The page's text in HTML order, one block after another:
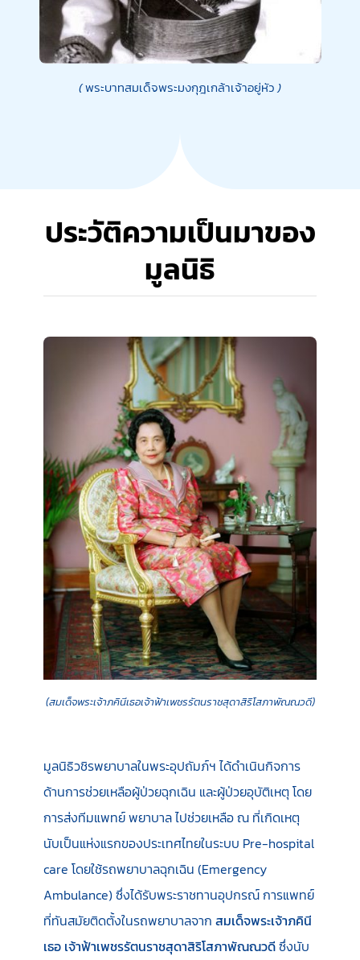
(พระบาทสมเด็จพระมงกุฎเกล้าเจ้าอยู่หัว)
ประวัติความเป็นมาของ
มูลนิธิ
(สมเด็จพระเจ้าภคินีเธอเจ้าฟ้าเพชรรัตนราชสุดาสิริโสภาพัณณวดี)
มูลนิธิวชิรพยาบาลในพระอุปถัมภ์ฯ ได้ดำเนินกิจการ
ด้านการช่วยเหลือผู้ป่วยฉุกเฉิน และผู้ป่วยอุบัติเหตุ โดย
การส่งทีมแพทย์ พยาบาล ไปช่วยเหลือ ณ ที่เกิดเหตุ
นับเป็นแห่งแรกของประเทศไทยในระบบ Pre-hospital
care โดยใช้รถพยาบาลฉุกเฉิน (Emergency
Ambulance) ซึ่งได้รับพระราชทานอุปกรณ์ การแพทย์
ที่ทันสมัยติดตั้งในรถพยาบาลจาก สมเด็จพระเจ้าภคินี
เธอ เจ้าฟ้าเพชรรัตนราชสุดาสิริโสภาพัณณวดีซึ่งนับ